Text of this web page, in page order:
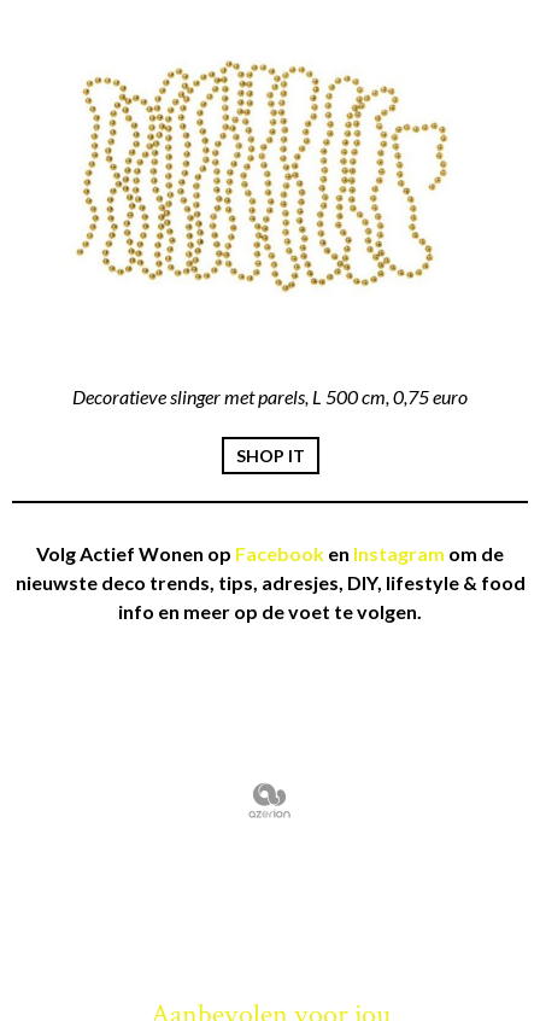
Decoratieve slinger met parels, L 500 cm, 0,75 euro
SHOP IT
Volg Actief Wonen op Facebook en Instagram om de
nieuwste deco trends, tips, adresjes, DIY, lifestyle & food
info en meer op de voet te volgen.